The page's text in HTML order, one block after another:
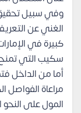
وفي سبيل
الغني عن
كبيرة في
سكيب التي تمنح
أما من الداخل
مراعاة الفواصل
المول على النحو